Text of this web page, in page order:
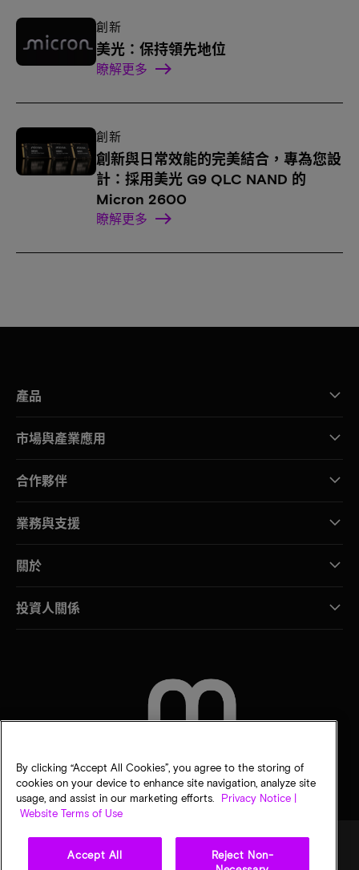
創新
美光：保持領先地位
瞭解更多
創新
創新與日常效能的完美結合，專為您設
計：採用美光 G9 QLC NAND 的
Micron 2600
瞭解更多
產品
市場與產業應用
合作夥伴
業務與支援
關於
投資人關係
By clicking “Accept All Cookies”, you agree to the storing of
cookies on your device to enhance site navigation, analyze site
usage, and assist in our marketing efforts.
Privacy Notice |
Website Terms of Use
Accept All
Reject Non-